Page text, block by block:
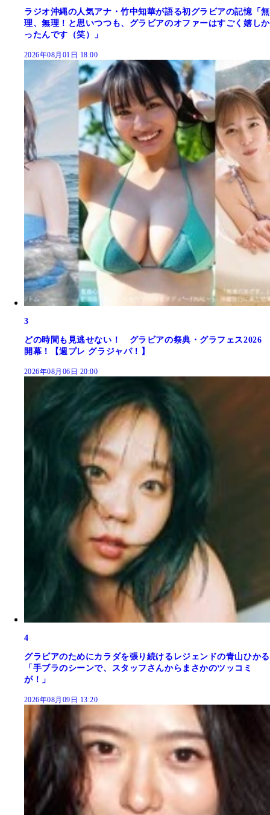
ラジオ沖縄の人気アナ・竹中知華が語る初グラビアの記憶「無
理、無理！と思いつつも、グラビアのオファーはすごく嬉しか
ったんです（笑）」
2026年08月01日 18:00
3
どの時間も見逃せない！ グラビアの祭典・グラフェス2026
開幕！【週プレ グラジャパ！】
2026年08月06日 20:00
4
グラビアのためにカラダを張り続けるレジェンドの青山ひかる
「手ブラのシーンで、スタッフさんからまさかのツッコミ
が！」
2026年08月09日 13:20